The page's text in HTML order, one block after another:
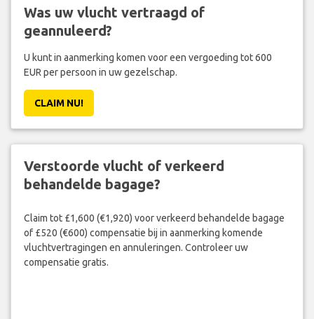
Was uw vlucht vertraagd of
geannuleerd?
U kunt in aanmerking komen voor een vergoeding tot 600
EUR per persoon in uw gezelschap.
CLAIM NU!
Verstoorde vlucht of verkeerd
behandelde bagage?
Claim tot £1,600 (€1,920) voor verkeerd behandelde bagage
of £520 (€600) compensatie bij in aanmerking komende
vluchtvertragingen en annuleringen. Controleer uw
compensatie gratis.